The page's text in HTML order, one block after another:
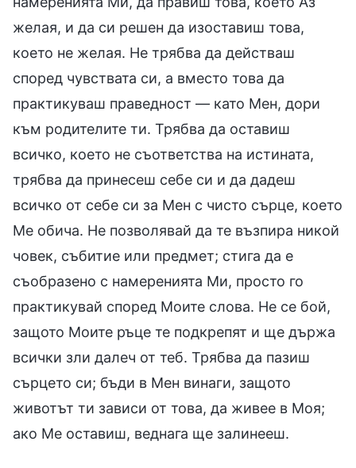
желая, и да си решен да изоставиш това,
което не желая. Не трябва да действаш
според чувствата си, а вместо това да
практикуваш праведност — като Мен, дори
към родителите ти. Трябва да оставиш
всичко, което не съответства на истината,
трябва да принесеш себе си и да дадеш
всичко от себе си за Мен с чисто сърце, което
Ме обича. Не позволявай да те възпира никой
човек, събитие или предмет; стига да е
съобразено с намеренията Ми, просто го
практикувай според Моите слова. Не се бой,
защото Моите ръце те подкрепят и ще държа
всички зли далеч от теб. Трябва да пазиш
сърцето си; бъди в Мен винаги, защото
животът ти зависи от това, да живее в Моя;
ако Ме оставиш, веднага ще залинееш.